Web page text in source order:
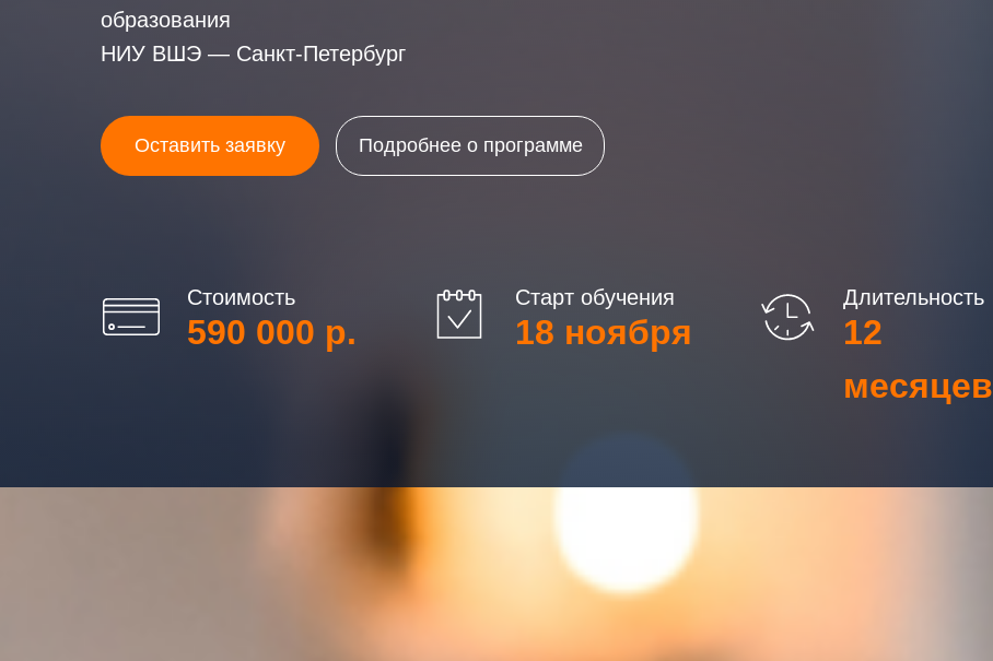
образования
НИУ ВШЭ — Санкт-Петербург
Подробнее о программе
Оставить заявку
590 000 р.
Стоимость
18 ноября
Старт обучения
12
месяцев
Длительность